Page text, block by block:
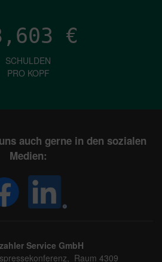
€
SCHULDEN
PRO KOPF
auch gerne in den sozialen
Medien:
Service GmbH
Raum 4309